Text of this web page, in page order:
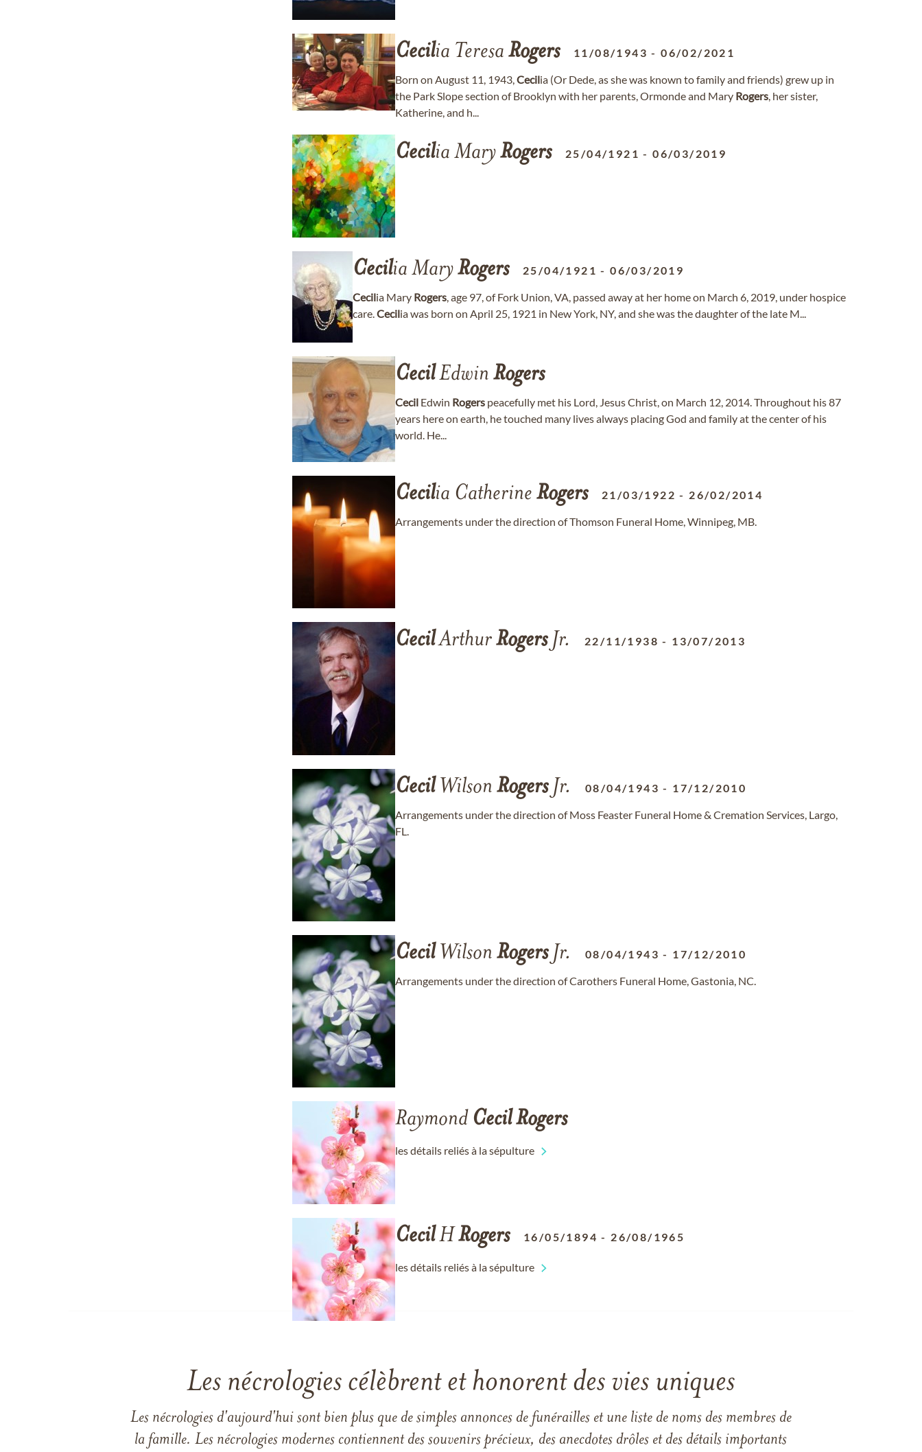
Cecilia Teresa Rogers 11/08/1943 -06/02/2021
Born on August 11, 1943,Cecilia (Or Dede, as she was known to family and friends) grew up in
the Park Slope section of Brooklyn with her parents, Ormonde and Mary Rogers, her sister,
Katherine, and h...
Cecilia MaryRogers 25/04/1921 -06/03/2019
Cecilia MaryRogers 25/04/1921 -06/03/2019
Cecilia Mary Rogers, age 97, of Fork Union, VA, passed away at her home on March 6, 2019, under hospice
care.Cecilia was born on April 25, 1921 in New York, NY, and she was the daughter of the late M...
CecilEdwin Rogers
Cecil Edwin Rogers peacefully met his Lord, Jesus Christ, on March 12, 2014. Throughout his 87
years here on earth, he touched many lives always placing God and family at the center of his
world. He...
Cecilia Catherine Rogers 21/03/1922 - 26/02/2014
Arrangements under the direction of Thomson Funeral Home, Winnipeg, MB.
CecilArthurRogersJr. 22/11/1938 - 13/07/2013
CecilWilson RogersJr. 08/04/1943 - 17/12/2010
Arrangements under the direction of Moss Feaster Funeral Home & Cremation Services, Largo,
FL.
CecilWilson RogersJr. 08/04/1943 - 17/12/2010
Arrangements under the direction of Carothers Funeral Home, Gastonia, NC.
Raymond CecilRogers
les détails reliés à la sépulture
CecilH Rogers 16/05/1894 - 26/08/1965
les détails reliés à la sépulture
Les nécrologies célèbrent et honorent des vies uniques
Les nécrologies d'aujourd'hui sont bien plus que de simples annonces de funérailles et une liste de noms des membres de
la famille. Les nécrologies modernes contiennent des souvenirs précieux, des anecdotes drôles et des détails importants